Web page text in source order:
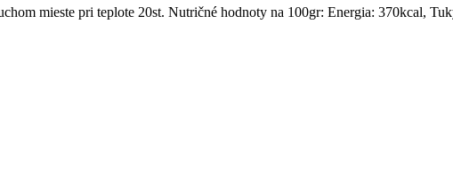
mieste pri teplote 20st. Nutričné hodnoty na 100gr: Energia: 370kcal,